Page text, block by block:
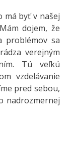
má byť v našej
dojem, že
problémov sa
verejným
Tú veľkú
vzdelávanie
pred sebou,
nadrozmernej